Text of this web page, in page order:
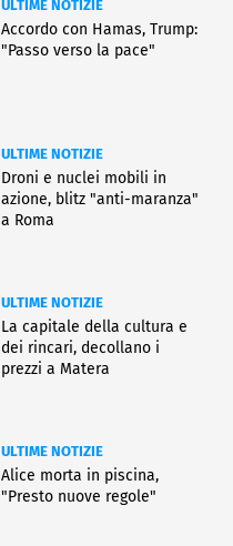
ULTIME NOTIZIE
Accordo con Hamas, Trump:
"Passo verso la pace"
ULTIME NOTIZIE
Droni e nuclei mobili in
azione, blitz "anti-maranza"
a Roma
ULTIME NOTIZIE
La capitale della cultura e
dei rincari, decollano i
prezzi a Matera
ULTIME NOTIZIE
Alice morta in piscina,
"Presto nuove regole"